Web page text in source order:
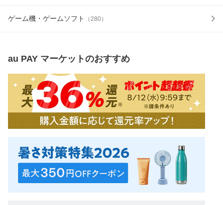
ゲーム機・ゲームソフト （280）
au PAY マーケットのおすすめ